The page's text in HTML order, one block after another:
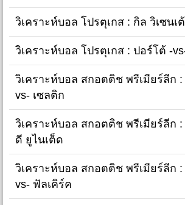
วิเคราะห์บอล โปรตุเกส : กิล วิเซนเ
วิเคราะห์บอล โปรตุเกส : ปอร์โต้ -
วิเคราะห์บอล สกอตติช พรีเมียร์ลีก
vs- เซลติก
วิเคราะห์บอล สกอตติช พรีเมียร์ลีก
ดี ยูไนเต็ด
วิเคราะห์บอล สกอตติช พรีเมียร์ลีก :
vs- ฟัลเคิร์ค